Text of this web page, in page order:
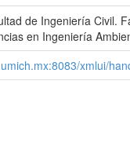
de Ingeniería Civil.
en Ingeniería
xmlui/